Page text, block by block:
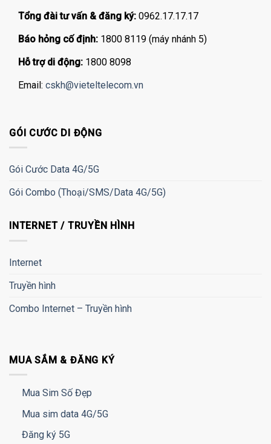
Tổng đài tư vấn & đăng ký: 0962.17.17.17
Báo hỏng cố định: 1800 8119 (máy nhánh 5)
Hỗ trợ di động: 1800 8098
Email: cskh@vieteltelecom.vn
GÓI CƯỚC DI ĐỘNG
Gói Cước Data 4G/5G
Gói Combo (Thoại/SMS/Data 4G/5G)
INTERNET / TRUYỀN HÌNH
Internet
Truyền hình
Combo Internet – Truyền hình
MUA SẮM & ĐĂNG KÝ
Mua Sim Số Đẹp
Mua sim data 4G/5G
Đăng ký 5G